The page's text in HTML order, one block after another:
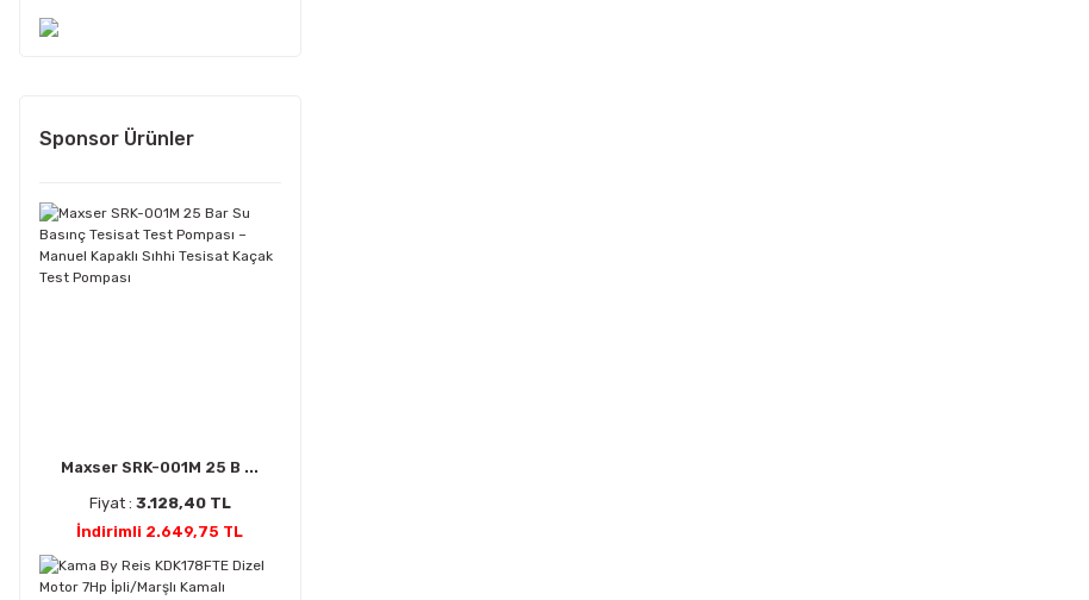
Sponsor Ürünler
Maxser SRK-001M 25 B ...
Fiyat : 3.128,40 TL
İndirimli 2.649,75 TL